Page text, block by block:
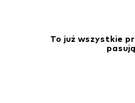
To już wszystkie